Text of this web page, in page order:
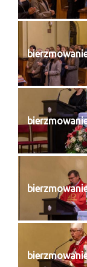
Galeria
Galerie
Galerie